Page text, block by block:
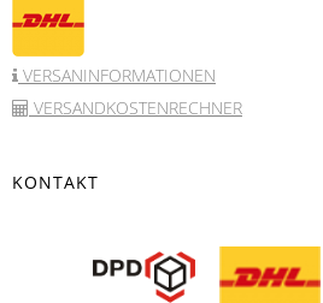
VERSANINFORMATIONEN
VERSANDKOSTENRECHNER
KONTAKT